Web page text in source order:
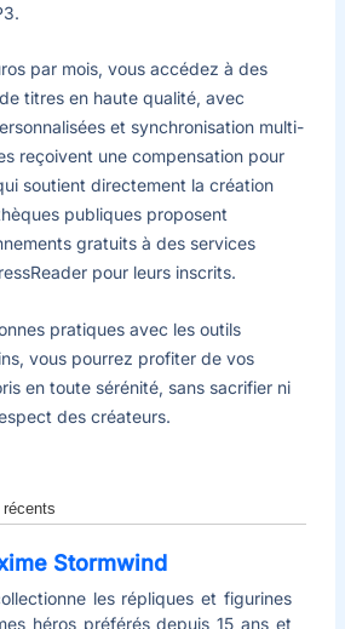
par mois, vous accédez à des
titres en haute qualité, avec
et synchronisation multi-
reçoivent une compensation pour
soutient directement la création
publiques proposent
gratuits à des services
pour leurs inscrits.
pratiques avec les outils
vous pourrez profiter de vos
en toute sérénité, sans sacrifier ni
des créateurs.
Stormwind
les répliques et figurines
héros préférés depuis 15 ans et